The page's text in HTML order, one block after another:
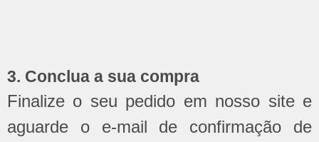
3. Conclua a sua compra
Finalize o seu pedido em nosso site e
aguarde o e-mail de confirmação de